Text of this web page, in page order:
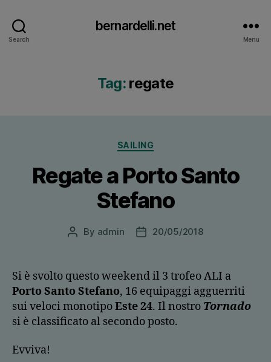
Search
bernardelli.net
Menu
Tag: regate
Categories
SAILING
Regate a Porto Santo
Stefano
Post
By admin
Post20/05/2018
Si è svolto questo weekend il 3 trofeo ALI a
Porto Santo Stefano, 16 equipaggi agguerriti
sui veloci monotipoEste 24. Il nostro Tornado
si è classificato al secondo posto.
Evviva!